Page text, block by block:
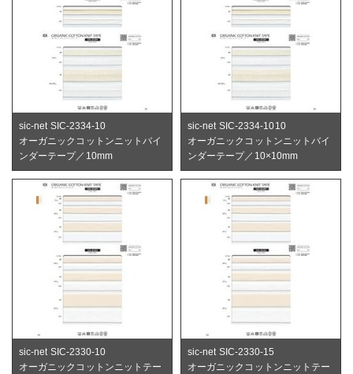
sic-net SIC-2334-10
オーガニックコットンニットバイ
ンダーテープ／10mm
sic-net SIC-2334-1010
オーガニックコットンニットバイ
ンダーテープ／10×10mm
sic-net SIC-2330-10
オーガニックコットンニットテー
sic-net SIC-2330-15
オーガニックコットンニットテー